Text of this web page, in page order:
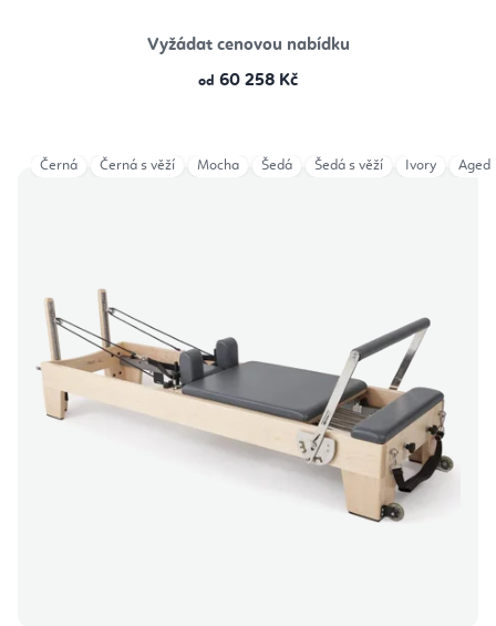
Vyžádat cenovou nabídku
od 60 258 Kč
Černá Černá s věží Mocha Šedá Šedá s věží Ivory Aged